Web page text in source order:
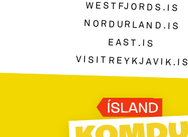
WESTFJORDS.IS
NORDURLAND.IS
EAST.IS
VISITREYKJAVIK.IS